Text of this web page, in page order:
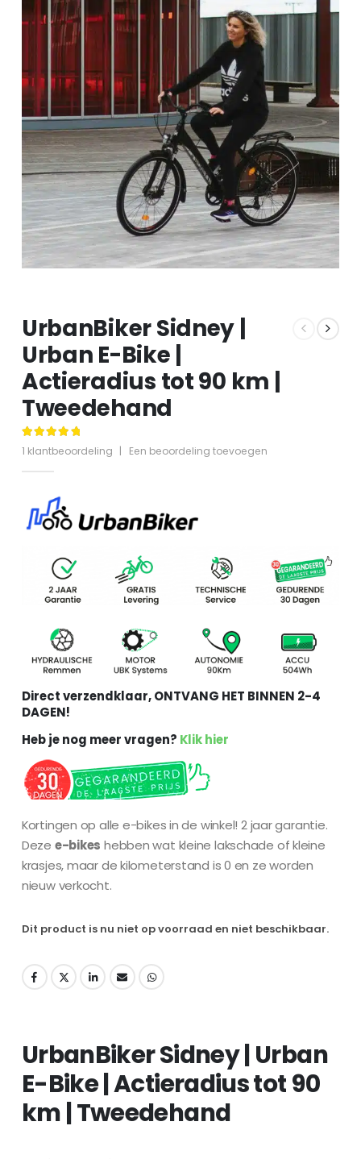
UrbanBiker Sidney |
Urban E-Bike |
Actieradius tot 90 km |
Tweedehand
5.00 out of 5
1 klantbeoordeling | Een beoordeling toevoegen
Direct verzendklaar, ONTVANG HET BINNEN 2-4
DAGEN!
Heb je nog meer vragen? Klik hier
Kortingen op alle e-bikes in de winkel! 2 jaar garantie.
Deze e-bikes hebben wat kleine lakschade of kleine
krasjes, maar de kilometerstand is 0 en ze worden
nieuw verkocht.
Dit product is nu niet op voorraad en niet beschikbaar.
UrbanBiker Sidney | Urban
E-Bike | Actieradius tot 90
km | Tweedehand